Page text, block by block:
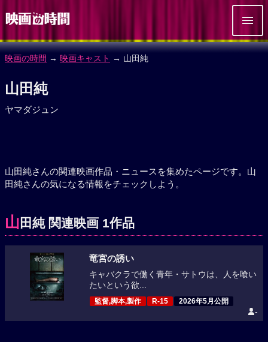
映画の時間 → 映画キャスト → 山田純
山田純
ヤマダジュン
山田純さんの関連映画作品・ニュースを集めたページです。山
田純さんの気になる情報をチェックしよう。
山 田純 関連映画 1作品
竜宮の誘い
キャバクラで働く青年・サトウは、人を喰い
たいという欲...
監督,脚本,製作 R-15 2026年5月公開
-